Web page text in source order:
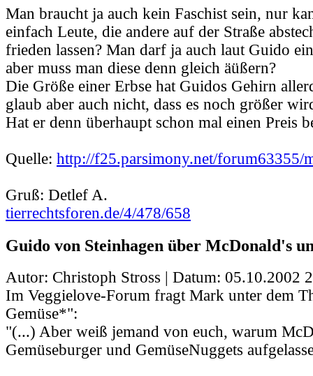
Man braucht ja auch kein Faschist sein, nur
einfach Leute, die andere auf der Straße
frieden lassen? Man darf ja auch laut Guido
aber muss man diese denn gleich äüßern?
Die Größe einer Erbse hat Guidos Gehirn
glaub aber auch nicht, dass es noch größer
Hat er denn überhaupt schon mal einen Preis
Quelle: http://f25.parsimony.net/forum63355/
Gruß: Detlef A.
tierrechtsforen.de/4/478/658
Guido von Steinhagen über McDonald's
Autor: Christoph Stross | Datum: 05.10.2002
Im Veggielove-Forum fragt Mark unter dem
Gemüse*":
"(...) Aber weiß jemand von euch, warum
Gemüseburger und GemüseNuggets